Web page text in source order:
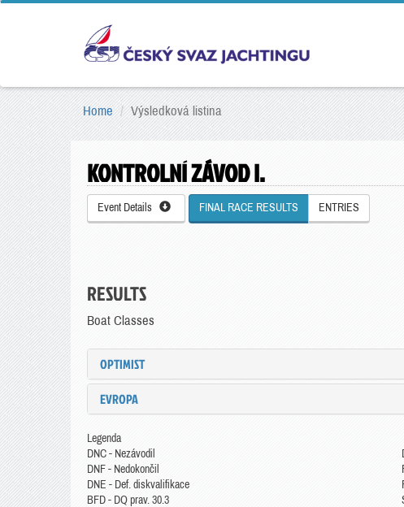
Home Výsledková listina
KONTROLNÍ ZÁVOD I.
Event Details FINAL RACE RESULTS ENTRIES
RESULTS
Boat Classes
OPTIMIST
EVROPA
Legenda
DNC - Nezávodil
DNF - Nedokončil
DNE - Def. diskvalifikace
BFD - DQ prav. 30.3